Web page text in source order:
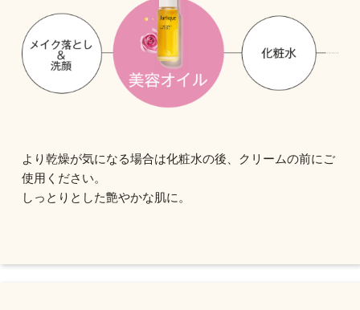
より乾燥が気になる場合は化粧水の後、クリームの前にご
使用ください。
しっとりとした艶やかな肌に。